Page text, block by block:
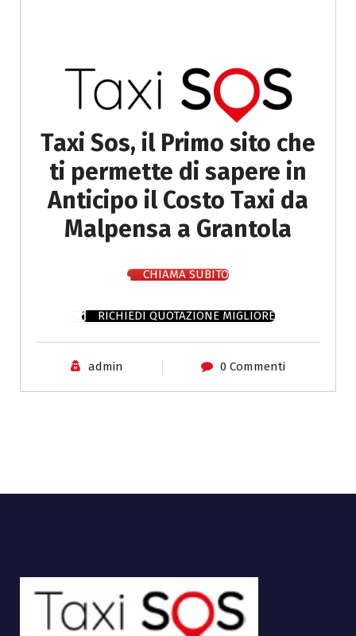
Taxi Sos, il Primo sito che
ti permette di sapere in
Anticipo il Costo Taxi da
Malpensa a Grantola
CHIAMA SUBITO
RICHIEDI QUOTAZIONE MIGLIORE
admin 0 Commenti